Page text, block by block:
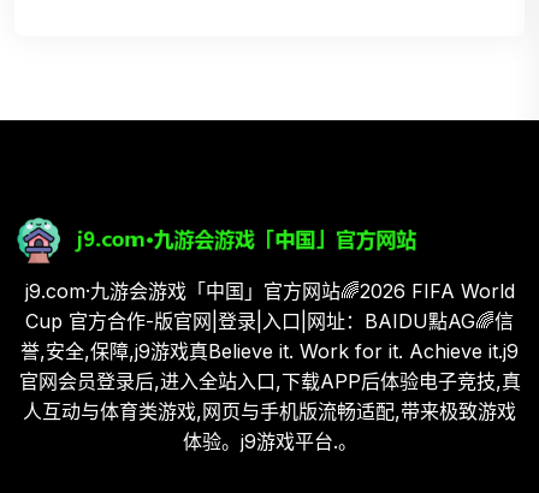
j9.com·九游会游戏「中国」官方网站🌈2026 FIFA World
Cup 官方合作-版官网|登录|入口|网址：BAIDU點AG🌈信
誉,安全,保障,j9游戏真Believe it. Work for it. Achieve it.j9
官网会员登录后,进入全站入口,下载APP后体验电子竞技,真
人互动与体育类游戏,网页与手机版流畅适配,带来极致游戏
体验。j9游戏平台.。